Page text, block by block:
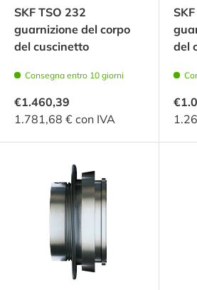
SKF TSO 232
guarnizione del corpo
del cuscinetto
Consegna entro 10 giorni
€1.460,39
1.781,68 € con IVA
del